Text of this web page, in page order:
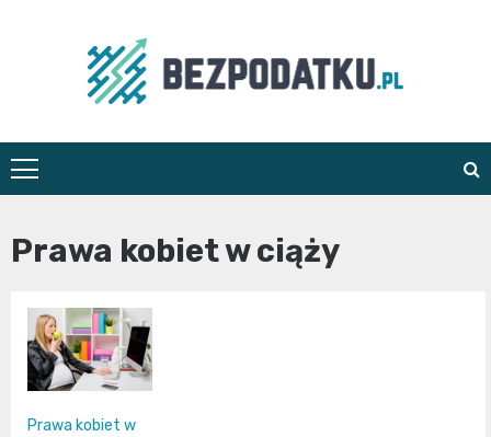
bezpodatku.pl
Prawa kobiet w ciąży
Prawa kobiet w